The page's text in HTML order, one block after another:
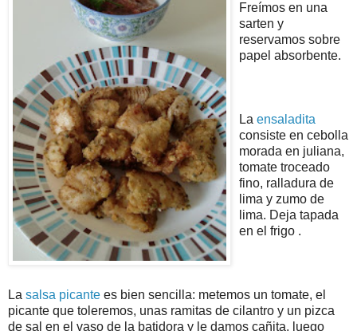
Freímos en una
sarten y
reservamos sobre
papel absorbente.
La ensaladita
consiste en cebolla
morada en juliana,
tomate troceado
fino, ralladura de
lima y zumo de
lima. Deja tapada
en el frigo .
La salsa picante es bien sencilla: metemos un tomate, el
picante que toleremos, unas ramitas de cilantro y un pizca
de sal en el vaso de la batidora y le damos cañita, luego